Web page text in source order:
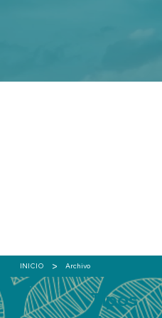
INICIO > Archivo
Tipos